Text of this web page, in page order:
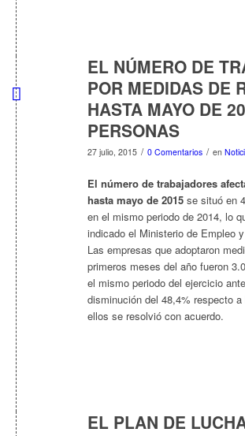
EL NÚMERO DE
POR MEDIDAS DE
HASTA MAYO DE
PERSONAS
27 julio, 2015 / 0 Comentarios / en
El número de trabajadores
hasta mayo de 2015 se situó en
en el mismo periodo de 2014, lo
indicado el Ministerio de Empleo
Las empresas que adoptaron
primeros meses del año fueron
el mismo periodo del ejercicio
disminución del 48,4% respecto
ellos se resolvió con acuerdo.
EL PLAN DE